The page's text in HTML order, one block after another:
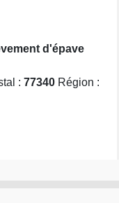
d'épave
: 77340 Région :